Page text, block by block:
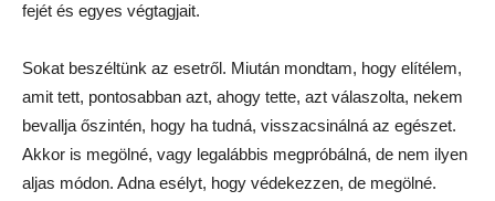
fejét és egyes végtagjait.
Sokat beszéltünk az esetről. Miután mondtam, hogy elítélem,
amit tett, pontosabban azt, ahogy tette, azt válaszolta, nekem
bevallja őszintén, hogy ha tudná, visszacsinálná az egészet.
Akkor is megölné, vagy legalábbis megpróbálná, de nem ilyen
aljas módon. Adna esélyt, hogy védekezzen, de megölné.